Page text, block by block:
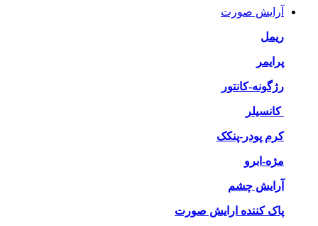
آرایش صورت
ریمل
پرایمر
رژگونه-کانتور
کانسیلر
کرم پودر-پنکک
مژه-ابرو
آرایش چشم
پاک کننده ارایش صورت